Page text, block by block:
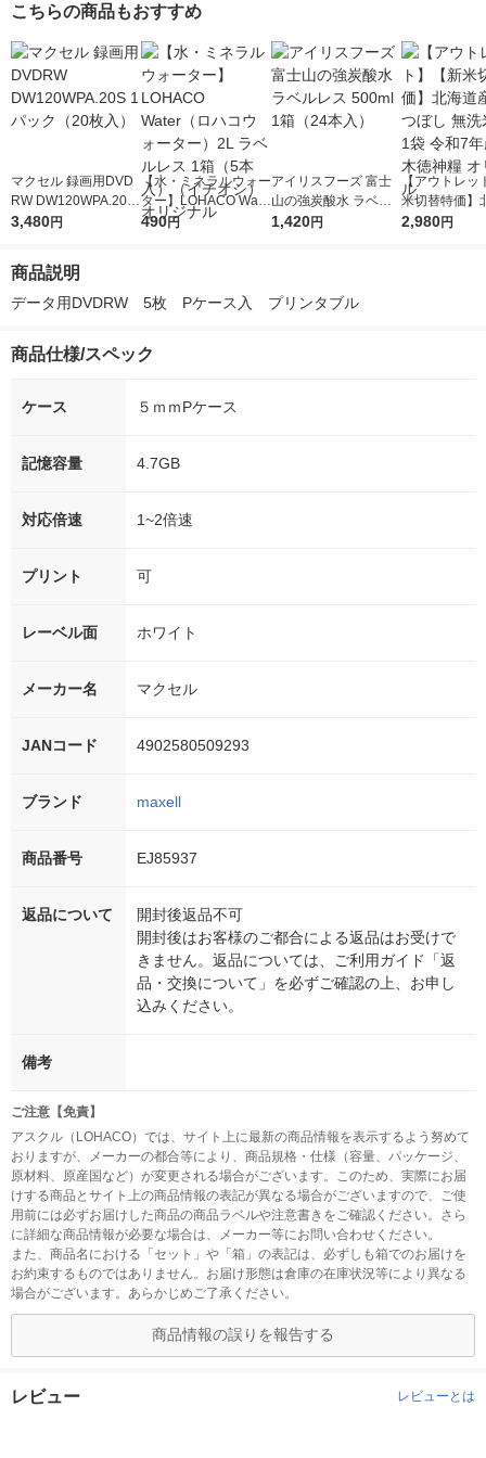
こちらの商品もおすすめ
マクセル 録画用DVD
RW DW120WPA.20S
1パック（20枚入）
3,480円
【水・ミネラルウォー
ター】LOHACO Wate
r（ロハコウォータ
490円
アイリスフーズ 富士
山の強炭酸水 ラベル
レス 500ml 1箱（24
1,420円
【アウトレッ
米切替特価】
ななつぼし 無
2,980円
商品説明
データ用DVDRW　5枚　Pケース入　プリンタブル
商品仕様/スペック
ケース ５ｍｍPケース
記憶容量 4.7GB
対応倍速 1~2倍速
プリント 可
レーベル面 ホワイト
メーカー名 マクセル
JANコード 4902580509293
ブランド maxell
商品番号 EJ85937
返品について
開封後返品不可
開封後はお客様のご都合による返品はお受けで
きません。返品については、ご利用ガイド「返
品・交換について」を必ずご確認の上、お申し
込みください。
備考
ご注意【免責】
アスクル（LOHACO）では、サイト上に最新の商品情報を表示するよう努めて
おりますが、メーカーの都合等により、商品規格・仕様（容量、パッケージ、
原材料、原産国など）が変更される場合がございます。このため、実際にお届
けする商品とサイト上の商品情報の表記が異なる場合がございますので、ご使
用前には必ずお届けした商品の商品ラベルや注意書きをご確認ください。さら
に詳細な商品情報が必要な場合は、メーカー等にお問い合わせください。
また、商品名における「セット」や「箱」の表記は、必ずしも箱でのお届けを
お約束するものではありません。お届け形態は倉庫の在庫状況等により異なる
場合がございます。あらかじめご了承ください。
商品情報の誤りを報告する
レビュー レビューとは